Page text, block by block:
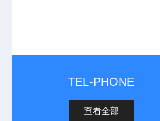
TEL-PHONE
查看全部